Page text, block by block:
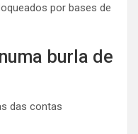
por bases de
burla de
das contas